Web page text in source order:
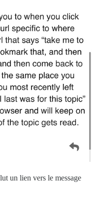
un lien vers le message